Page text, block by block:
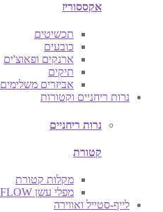
אקססוריז
תכשיטים
כובעים
ארנקים ופאוצ'ים
תיקים
אביזרים משלימים
נרות ריחניים וקטורות
נרות ריחניים
קטורת
מקלות קטורת
מפלי עשן BACKFLOW
לייף-סטייל ואווירה